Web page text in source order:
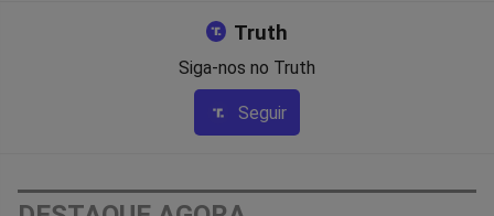
Truth
Siga-nos no Truth
Seguir